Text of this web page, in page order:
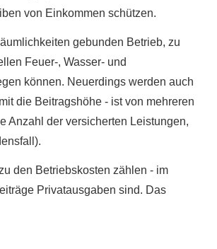
von Einkommen schützen.
gebunden Betrieb, zu
Feuer-, Wasser- und
können. Neuerdings werden auch
die Beitragshöhe - ist von mehreren
Anzahl der versicherten Leistungen,
den Betriebskosten zählen - im
Privatausgaben sind. Das